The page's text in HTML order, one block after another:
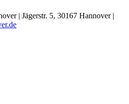
| Jägerstr. 5, 30167 Hannover |